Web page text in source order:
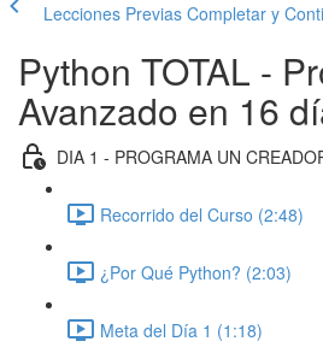
Lecciones Previas Completar y
Python TOTAL -
Avanzado en 16
DIA 1 - PROGRAMA UN
Recorrido del Curso (2:48)
¿Por Qué Python? (2:03)
Meta del Día 1 (1:18)